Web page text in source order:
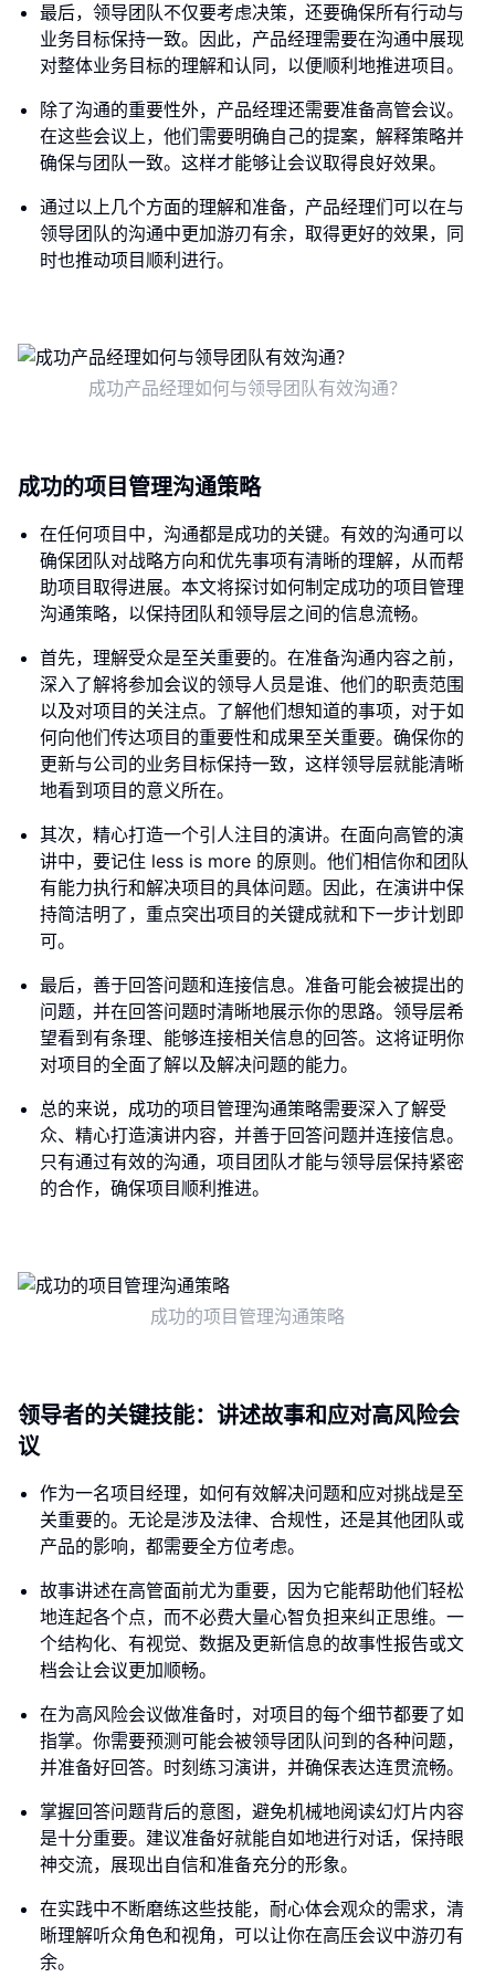
最后，领导团队不仅要考虑决策，还要确保所有行动与
业务目标保持一致。因此，产品经理需要在沟通中展现
对整体业务目标的理解和认同，以便顺利地推进项目。
除了沟通的重要性外，产品经理还需要准备高管会议。
在这些会议上，他们需要明确自己的提案，解释策略并
确保与团队一致。这样才能够让会议取得良好效果。
通过以上几个方面的理解和准备，产品经理们可以在与
领导团队的沟通中更加游刃有余，取得更好的效果，同
时也推动项目顺利进行。
成功产品经理如何与领导团队有效沟通？
成功的项目管理沟通策略
在任何项目中，沟通都是成功的关键。有效的沟通可以
确保团队对战略方向和优先事项有清晰的理解，从而帮
助项目取得进展。本文将探讨如何制定成功的项目管理
沟通策略，以保持团队和领导层之间的信息流畅。
首先，理解受众是至关重要的。在准备沟通内容之前，
深入了解将参加会议的领导人员是谁、他们的职责范围
以及对项目的关注点。了解他们想知道的事项，对于如
何向他们传达项目的重要性和成果至关重要。确保你的
更新与公司的业务目标保持一致，这样领导层就能清晰
地看到项目的意义所在。
其次，精心打造一个引人注目的演讲。在面向高管的演
讲中，要记住 less is more 的原则。他们相信你和团队
有能力执行和解决项目的具体问题。因此，在演讲中保
持简洁明了，重点突出项目的关键成就和下一步计划即
可。
最后，善于回答问题和连接信息。准备可能会被提出的
问题，并在回答问题时清晰地展示你的思路。领导层希
望看到有条理、能够连接相关信息的回答。这将证明你
对项目的全面了解以及解决问题的能力。
总的来说，成功的项目管理沟通策略需要深入了解受
众、精心打造演讲内容，并善于回答问题并连接信息。
只有通过有效的沟通，项目团队才能与领导层保持紧密
的合作，确保项目顺利推进。
成功的项目管理沟通策略
领导者的关键技能：讲述故事和应对高风险会
议
作为一名项目经理，如何有效解决问题和应对挑战是至
关重要的。无论是涉及法律、合规性，还是其他团队或
产品的影响，都需要全方位考虑。
故事讲述在高管面前尤为重要，因为它能帮助他们轻松
地连起各个点，而不必费大量心智负担来纠正思维。一
个结构化、有视觉、数据及更新信息的故事性报告或文
档会让会议更加顺畅。
在为高风险会议做准备时，对项目的每个细节都要了如
指掌。你需要预测可能会被领导团队问到的各种问题，
并准备好回答。时刻练习演讲，并确保表达连贯流畅。
掌握回答问题背后的意图，避免机械地阅读幻灯片内容
是十分重要。建议准备好就能自如地进行对话，保持眼
神交流，展现出自信和准备充分的形象。
在实践中不断磨练这些技能，耐心体会观众的需求，清
晰理解听众角色和视角，可以让你在高压会议中游刃有
余。